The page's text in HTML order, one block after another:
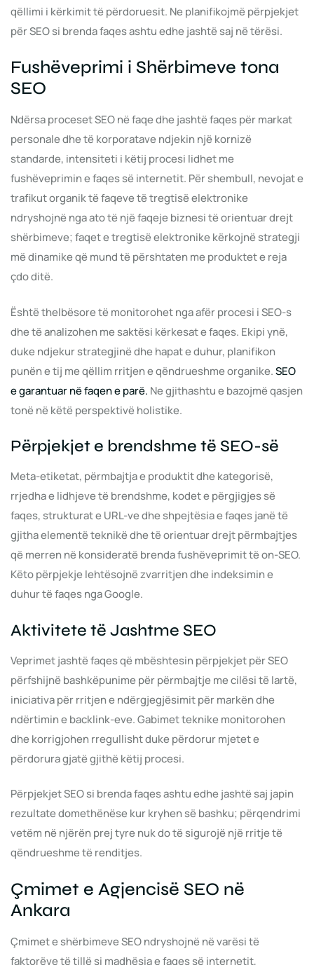
qëllimi i kërkimit të përdoruesit. Ne planifikojmë përpjekjet
për SEO si brenda faqes ashtu edhe jashtë saj në tërësi.
Fushëveprimi i Shërbimeve tona
SEO
Ndërsa proceset SEO në faqe dhe jashtë faqes për markat
personale dhe të korporatave ndjekin një kornizë
standarde, intensiteti i këtij procesi lidhet me
fushëveprimin e faqes së internetit. Për shembull, nevojat e
trafikut organik të faqeve të tregtisë elektronike
ndryshojnë nga ato të një faqeje biznesi të orientuar drejt
shërbimeve; faqet e tregtisë elektronike kërkojnë strategji
më dinamike që mund të përshtaten me produktet e reja
çdo ditë.
Është thelbësore të monitorohet nga afër procesi i SEO-s
dhe të analizohen me saktësi kërkesat e faqes. Ekipi ynë,
duke ndjekur strategjinë dhe hapat e duhur, planifikon
punën e tij me qëllim rritjen e qëndrueshme organike.SEO
e garantuar në faqen e parë. Ne gjithashtu e bazojmë qasjen
tonë në këtë perspektivë holistike.
Përpjekjet e brendshme të SEO-së
Meta-etiketat, përmbajtja e produktit dhe kategorisë,
rrjedha e lidhjeve të brendshme, kodet e përgjigjes së
faqes, strukturat e URL-ve dhe shpejtësia e faqes janë të
gjitha elementë teknikë dhe të orientuar drejt përmbajtjes
që merren në konsideratë brenda fushëveprimit të on-SEO.
Këto përpjekje lehtësojnë zvarritjen dhe indeksimin e
duhur të faqes nga Google.
Aktivitete të Jashtme SEO
Veprimet jashtë faqes që mbështesin përpjekjet për SEO
përfshijnë bashkëpunime për përmbajtje me cilësi të lartë,
iniciativa për rritjen e ndërgjegjësimit për markën dhe
ndërtimin e backlink-eve. Gabimet teknike monitorohen
dhe korrigjohen rregullisht duke përdorur mjetet e
përdorura gjatë gjithë këtij procesi.
Përpjekjet SEO si brenda faqes ashtu edhe jashtë saj japin
rezultate domethënëse kur kryhen së bashku; përqendrimi
vetëm në njërën prej tyre nuk do të sigurojë një rritje të
qëndrueshme të renditjes.
Çmimet e Agjencisë SEO në
Ankara
Çmimet e shërbimeve SEO ndryshojnë në varësi të
faktorëve të tillë si madhësia e faqes së internetit,